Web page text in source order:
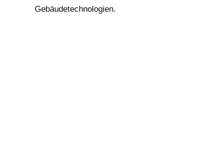
Gebäudetechnologien.